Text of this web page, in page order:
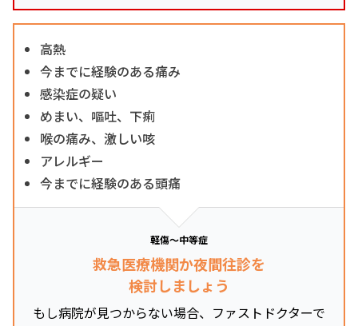
高熱
今までに経験のある痛み
感染症の疑い
めまい、嘔吐、下痢
喉の痛み、激しい咳
アレルギー
今までに経験のある頭痛
軽傷～中等症
救急医療機関か夜間往診を
検討しましょう
もし病院が見つからない場合、ファストドクターで